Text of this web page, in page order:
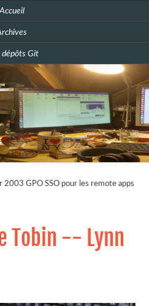
dépôts Git
2003 GPO SSO pour les remote apps
Tobin -- Lynn